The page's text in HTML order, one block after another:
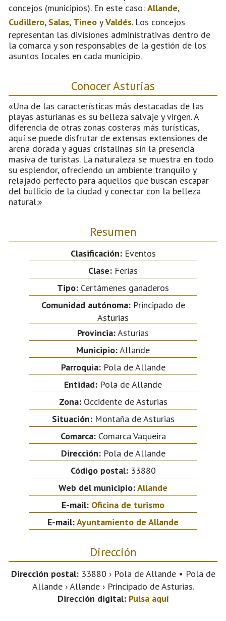
concejos (municipios). En este caso: Allande,
Cudillero, Salas, Tineo yValdés. Los concejos
representan las divisiones administrativas dentro de
la comarca y son responsables de la gestión de los
asuntos locales en cada municipio.
Conocer Asturias
«Una de las características más destacadas de las
playas asturianas es su belleza salvaje y virgen. A
diferencia de otras zonas costeras más turísticas,
aquí se puede disfrutar de extensas extensiones de
arena dorada y aguas cristalinas sin la presencia
masiva de turistas. La naturaleza se muestra en todo
su esplendor, ofreciendo un ambiente tranquilo y
relajado perfecto para aquellos que buscan escapar
del bullicio de la ciudad y conectar con la belleza
natural.»
Resumen
Clasificación:Eventos
Clase: Ferias
Tipo: Certámenes ganaderos
Comunidad autónoma:Principado de
Asturias
Provincia:Asturias
Municipio:Allande
Parroquia:Pola de Allande
Entidad: Pola de Allande
Zona:Occidente de Asturias
Situación:Montaña de Asturias
Comarca:Comarca Vaqueira
Dirección:Pola de Allande
Código postal:33880
Web del municipio:Allande
E-mail: Oficina de turismo
E-mail:Ayuntamiento de Allande
Dirección
Dirección postal:33880 › Pola de Allande • Pola de
Allande › Allande › Principado de Asturias.
Dirección digital: Pulsa aquí